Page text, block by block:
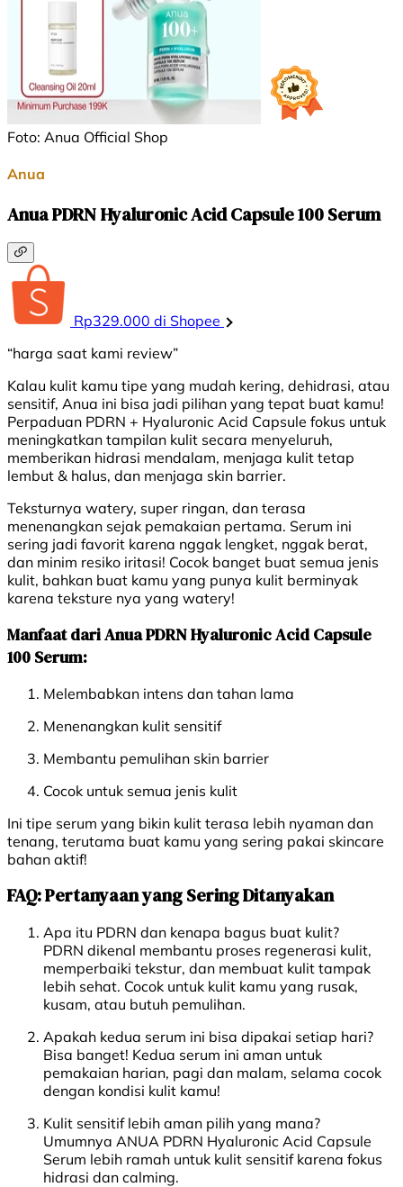
Foto: Anua Official Shop
Anua
Anua PDRN Hyaluronic Acid Capsule 100 Serum
Rp329.000 di Shopee
“harga saat kami review”
Kalau kulit kamu tipe yang mudah kering, dehidrasi, atau
sensitif, Anua ini bisa jadi pilihan yang tepat buat kamu!
Perpaduan PDRN + Hyaluronic Acid Capsule fokus untuk
meningkatkan tampilan kulit secara menyeluruh,
memberikan hidrasi mendalam, menjaga kulit tetap
lembut & halus, dan menjaga skin barrier.
Teksturnya watery, super ringan, dan terasa
menenangkan sejak pemakaian pertama. Serum ini
sering jadi favorit karena nggak lengket, nggak berat,
dan minim resiko iritasi! Cocok banget buat semua jenis
kulit, bahkan buat kamu yang punya kulit berminyak
karena teksture nya yang watery!
Manfaat dari Anua PDRN Hyaluronic Acid Capsule
100 Serum:
Melembabkan intens dan tahan lama
Menenangkan kulit sensitif
Membantu pemulihan skin barrier
Cocok untuk semua jenis kulit
Ini tipe serum yang bikin kulit terasa lebih nyaman dan
tenang, terutama buat kamu yang sering pakai skincare
bahan aktif!
FAQ: Pertanyaan yang Sering Ditanyakan
Apa itu PDRN dan kenapa bagus buat kulit?
PDRN dikenal membantu proses regenerasi kulit,
memperbaiki tekstur, dan membuat kulit tampak
lebih sehat. Cocok untuk kulit kamu yang rusak,
kusam, atau butuh pemulihan.
Apakah kedua serum ini bisa dipakai setiap hari?
Bisa banget! Kedua serum ini aman untuk
pemakaian harian, pagi dan malam, selama cocok
dengan kondisi kulit kamu!
Kulit sensitif lebih aman pilih yang mana?
Umumnya ANUA PDRN Hyaluronic Acid Capsule
Serum lebih ramah untuk kulit sensitif karena fokus
hidrasi dan calming.